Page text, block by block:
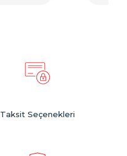
Taksit Seçenekleri